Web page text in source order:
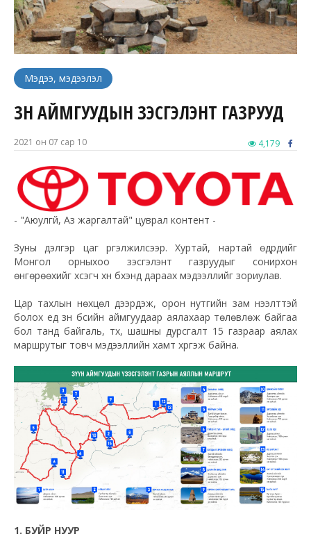
Мэдээ, мэдээлэл
ЗҮҮН АЙМГУУДЫН ҮЗЭСГЭЛЭНТ ГАЗРУУД
2021 он 07 сар 10 4,179
- "Аюулгүй, Аз жаргалтай" цуврал контент -
Зуны дэлгэр цаг үргэлжилсээр. Хуртай, нартай өдрүүдийг
Монгол орныхоо үзэсгэлэнт газруудыг сонирхон
өнгөрөөхийг хүсэгч хүн бүхэнд дараах мэдээллийг зориулав.
Цар тахлын нөхцөл дээрдэж, орон нутгийн зам нээлттэй
болох үед зүүн бүсийн аймгуудаар аялахаар төлөвлөж байгаа
бол танд байгаль, түүх, шашны дурсгалт 15 газраар аялах
маршрутыг товч мэдээллийн хамт хүргэж байна.
1. БУЙР НУУР